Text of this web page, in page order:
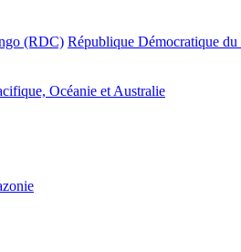
(RDC) République Démocratique
Océanie et Australie